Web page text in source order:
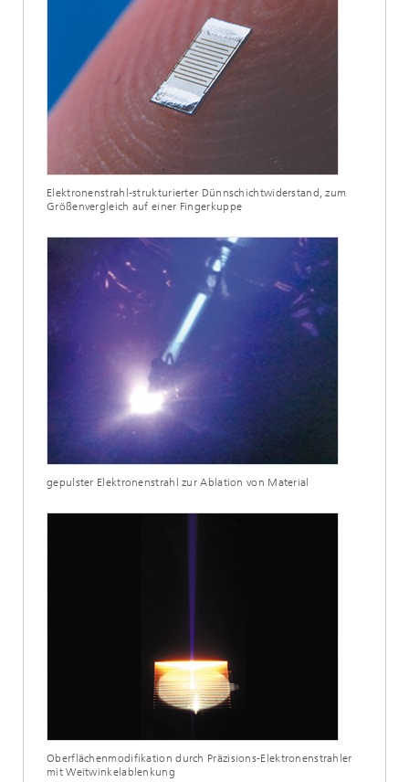
Elektronenstrahl-strukturierter Dünnschichtwiderstand, zum
Größenvergleich auf einer Fingerkuppe
gepulster Elektronenstrahl zur Ablation von Material
Oberflächenmodifikation durch Präzisions-Elektronenstrahler
mit Weitwinkelablenkung